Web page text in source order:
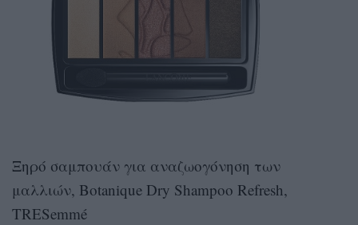
Ξηρό σαμπουάν για αναζωογόνηση των
μαλλιών, Botanique Dry Shampoo Refresh,
TRESemmé